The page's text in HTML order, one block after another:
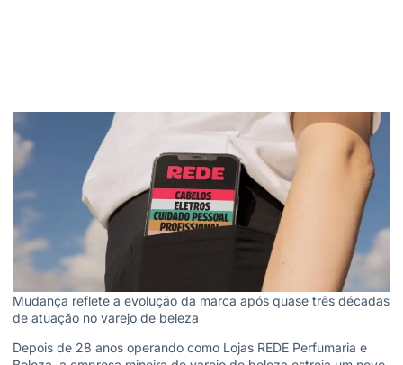
Mudança reflete a evolução da marca após quase três décadas
de atuação no varejo de beleza
Depois de 28 anos operando como Lojas REDE Perfumaria e